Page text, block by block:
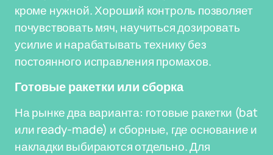
кроме нужной. Хороший контроль позволяет
почувствовать мяч, научиться дозировать
усилие и нарабатывать технику без
постоянного исправления промахов.
Готовые ракетки или сборка
На рынке два варианта: готовые ракетки (bat
или ready-made) и сборные, где основание и
накладки выбираются отдельно. Для